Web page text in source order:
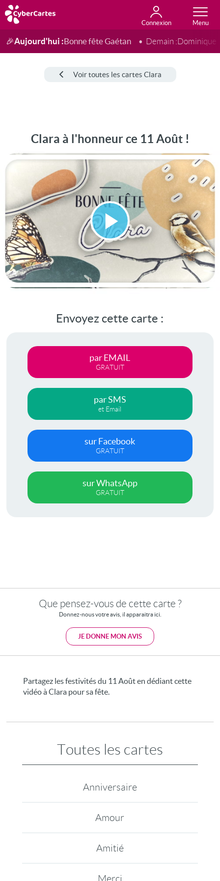
Connexion
Anniversaire
Fête du jour
Amour
Amitié
Merci
Toutes les cartes
🎉Aujourd'hui :Bonne fête Gaétan Demain :Dominique
Voir toutes les cartes Clara
Clara à l'honneur ce 11 Août !
Lire
vidéo
Envoyez cette carte :
par EMAIL
GRATUIT
par SMS
et Email
sur Facebook
GRATUIT
sur WhatsApp
GRATUIT
Que pensez-vous de cette carte ?
Donnez-nous votre avis, il apparaitra ici.
JE DONNE MON AVIS
Partagez les festivités du 11 Août en dédiant cette
vidéo à Clara pour sa fête.
Toutes les cartes
Anniversaire
Amour
Amitié
Merci